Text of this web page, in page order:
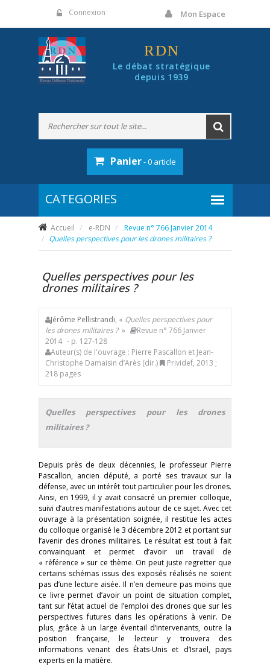
Connexion Mon Espace
RDN
Le débat stratégique
depuis 1939
Panier- 0 article
Accueil e-RDN
Revue n° 766 Janvier 2014
Quelles perspectives pour les drones militaires ?
Quelles perspectives pour les
drones militaires ?
Jérôme Pellistrandi, « Quelles perspectives pour
les drones militaires ?»
Revue n° 766 Janvier
2014 - p. 127-128
Auteur(s) de l'ouvrage : Pierre Pascallon et Jean-
Christophe Damaisin d’Arès (dir.)
Prividef, 2013 ;
218 pages
Quelles perspectives pour les drones
militaires ?
Depuis près de deux décennies, le professeur Pierre
Pascallon, ancien député, a porté ses travaux sur la
défense, avec un intérêt tout particulier pour les drones.
Ainsi, en 1999, il y avait consacré un premier colloque,
suivi d’autres manifestations autour de ce sujet. Avec cet
ouvrage à la présentation soignée, il restitue les actes
du colloque organisé le 3 décembre 2012 et portant sur
l’avenir des drones militaires. Le résultat est tout à fait
convainquant et permet d’avoir un travail de
« référence » sur ce thème. On peut juste regretter que
certains schémas issus des exposés réalisés ne soient
pas d’une lecture aisée. Il n’en demeure pas moins que
ce livre permet d’avoir un point de situation complet,
tant sur l’état actuel de l’emploi des drones que sur les
perspectives futures dans les opérations à venir. De
plus, grâce à un large éventail d’intervenants, outre la
position française, le lecteur y trouvera des
informations venant des États-Unis et d’Israël, pays
experts en la matière.